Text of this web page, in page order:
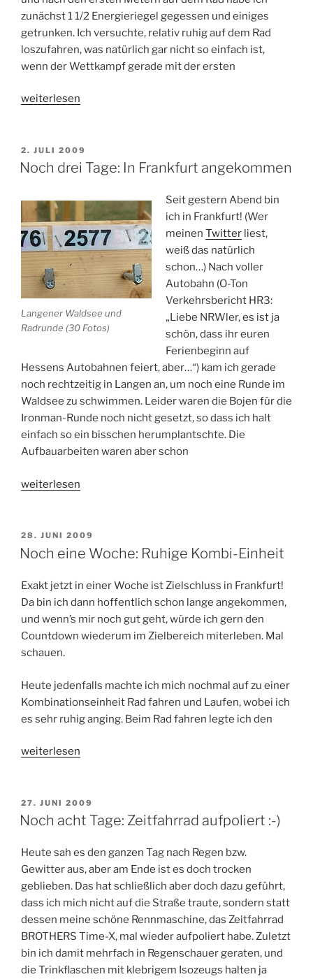
zunächst 1 1/2 Energieriegel gegessen und einiges
getrunken. Ich versuchte, relativ ruhig auf dem Rad
loszufahren, was natürlich gar nicht so einfach ist,
wenn der Wettkampf gerade mit der ersten
„Ironman
Rad,
5:53.44“
weiterlesen
VERÖFFENTLICHT
AM
2. JULI 2009
Noch drei Tage: In Frankfurt angekommen
Langener Waldsee und
Radrunde (30 Fotos)
Seit gestern Abend bin
ich in Frankfurt! (Wer
meinen Twitterliest,
weiß das natürlich
schon…) Nach voller
Autobahn (O-Ton
Verkehrsbericht HR3:
„Liebe NRWler, es ist ja
schön, dass ihr euren
Ferienbeginn auf
Hessens Autobahnen feiert, aber…“) kam ich gerade
noch rechtzeitig in Langen an, um noch eine Runde im
Waldsee zu schwimmen. Leider waren die Bojen für die
Ironman-Runde noch nicht gesetzt, so dass ich halt
einfach so ein bisschen herumplantschte. Die
Aufbauarbeiten waren aber schon
„Noch
In
Frankfurt
weiterlesen
VERÖFFENTLICHT
AM
28. JUNI 2009
Noch eine Woche: Ruhige Kombi-Einheit
Exakt jetzt in einer Woche ist Zielschluss in Frankfurt!
Da bin ich dann hoffentlich schon lange angekommen,
und wenn’s mir noch gut geht, würde ich gern den
Countdown wiederum im Zielbereich miterleben. Mal
schauen.
Heute jedenfalls machte ich mich nochmal auf zu einer
Kombinationseinheit Rad fahren und Laufen, wobei ich
es sehr ruhig anging. Beim Rad fahren legte ich den
„Noch
Ruhige
Kombi-
weiterlesen
VERÖFFENTLICHT
AM
27. JUNI 2009
Noch acht Tage: Zeitfahrrad aufpoliert :-)
Heute sah es den ganzen Tag nach Regen bzw.
Gewitter aus, aber am Ende ist es doch trocken
geblieben. Das hat schließlich aber doch dazu geführt,
dass ich mich nicht auf die Straße traute, sondern statt
dessen meine schöne Rennmaschine, das Zeitfahrrad
BROTHERS Time-X, mal wieder aufpoliert habe. Zuletzt
bin ich damit mehrfach in Regenschauer geraten, und
die Trinkflaschen mit klebrigem Isozeugs halten ja